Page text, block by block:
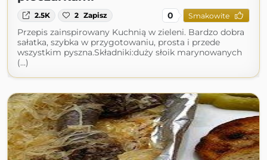
2.5K 2 Zapisz 0 Smakowite
Przepis zainspirowany Kuchnią w zieleni. Bardzo dobra
sałatka, szybka w przygotowaniu, prosta i przede
wszystkim pyszna.Składniki:duży słoik marynowanych
(...)